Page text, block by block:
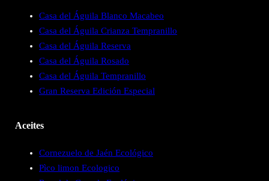
Casa del Águila Blanco Macabeo
Casa del Águila Crianza Tempranillo
Casa del Águila Reserva
Casa del Águila Rosado
Casa del Águila Tempranillo
Gran Reserva Edición Especial
Aceites
Cornezuelo de Jaén Ecológico
Pìco limon Ecologico